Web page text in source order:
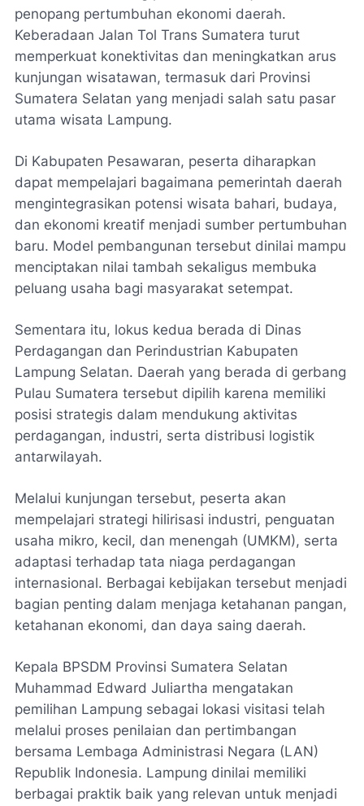
penopang pertumbuhan ekonomi daerah.
Keberadaan Jalan Tol Trans Sumatera turut
memperkuat konektivitas dan meningkatkan arus
kunjungan wisatawan, termasuk dari Provinsi
Sumatera Selatan yang menjadi salah satu pasar
utama wisata Lampung.
Di Kabupaten Pesawaran, peserta diharapkan
dapat mempelajari bagaimana pemerintah daerah
mengintegrasikan potensi wisata bahari, budaya,
dan ekonomi kreatif menjadi sumber pertumbuhan
baru. Model pembangunan tersebut dinilai mampu
menciptakan nilai tambah sekaligus membuka
peluang usaha bagi masyarakat setempat.
Sementara itu, lokus kedua berada di Dinas
Perdagangan dan Perindustrian Kabupaten
Lampung Selatan. Daerah yang berada di gerbang
Pulau Sumatera tersebut dipilih karena memiliki
posisi strategis dalam mendukung aktivitas
perdagangan, industri, serta distribusi logistik
antarwilayah.
Melalui kunjungan tersebut, peserta akan
mempelajari strategi hilirisasi industri, penguatan
usaha mikro, kecil, dan menengah (UMKM), serta
adaptasi terhadap tata niaga perdagangan
internasional. Berbagai kebijakan tersebut menjadi
bagian penting dalam menjaga ketahanan pangan,
ketahanan ekonomi, dan daya saing daerah.
Kepala BPSDM Provinsi Sumatera Selatan
Muhammad Edward Juliartha mengatakan
pemilihan Lampung sebagai lokasi visitasi telah
melalui proses penilaian dan pertimbangan
bersama Lembaga Administrasi Negara (LAN)
Republik Indonesia. Lampung dinilai memiliki
berbagai praktik baik yang relevan untuk menjadi